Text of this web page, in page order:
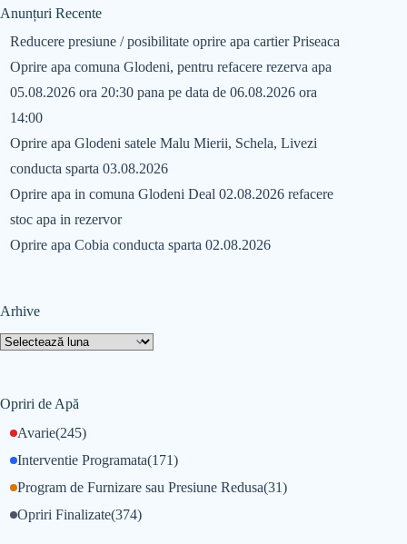
Anunțuri Recente
Reducere presiune / posibilitate oprire apa cartier Priseaca
Oprire apa comuna Glodeni, pentru refacere rezerva apa
05.08.2026 ora 20:30 pana pe data de 06.08.2026 ora
14:00
Oprire apa Glodeni satele Malu Mierii, Schela, Livezi
conducta sparta 03.08.2026
Oprire apa in comuna Glodeni Deal 02.08.2026 refacere
stoc apa in rezervor
Oprire apa Cobia conducta sparta 02.08.2026
Arhive
Opriri de Apă
Avarie(245)
Interventie Programata(171)
Opriri Finalizate(374)
Program de Furnizare sau Presiune Redusa(31)